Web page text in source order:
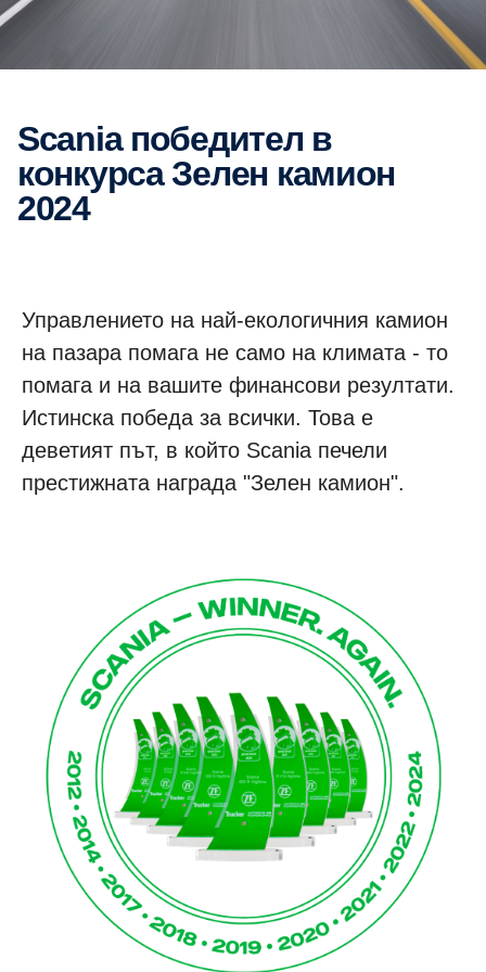
Scania победител в
конкурса Зелен камион
2024
Управлението на най-екологичния камион
на пазара помага не само на климата - то
помага и на вашите финансови резултати.
Истинска победа за всички. Това е
деветият път, в който Scania печели
престижната награда "Зелен камион".